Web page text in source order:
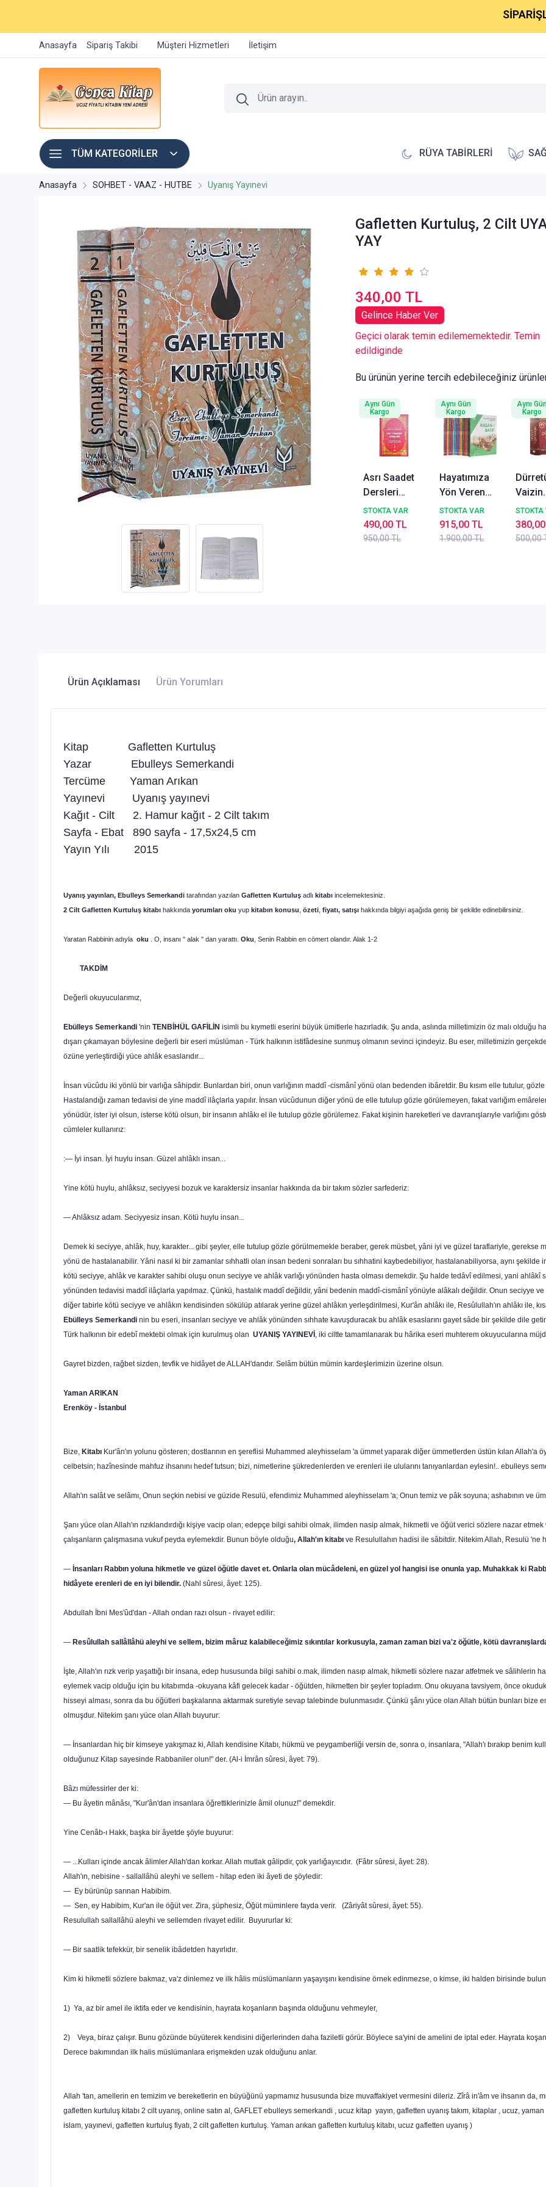
Anasayfa Sipariş Takibi Müşteri Hizmetleri İletişim
TÜM KATEGORİLER RÜYA TABİRLERİ
Anasayfa SOHBET - VAAZ - HUTBE Uyanış Yayınevi
Gafletten Kurtuluş, 2 Cilt
YAY
340,00 TL
Gelince Haber Ver
Geçici olarak temin edilememektedir. Temin
edildiginde
Bu ürünün yerine tercih edebileceğiniz
Asrı Saadet
Dersleri
2 Necmeddin
Salihoğlu
RAVZA
STOKTA VAR
950,00 TL
490,00 TL
Aynı Gün
Kargo
Hayatımıza
Yön Veren
Nasihatler 16
Cilt Takım
2.Hamur
STOKTA VAR
1.900,00 TL
915,00 TL
Aynı Gün
Kargo
Vaizin
STOKTA
500,00
Aynı
Kargo
Ürün Açıklaması Ürün Yorumları
Kitap Gafletten Kurtuluş
Yazar Ebulleys Semerkandi
Tercüme Yaman Arıkan
Yayınevi Uyanış yayınevi
Kağıt - Cilt 2. Hamur kağıt - 2 Cilt takım
Sayfa - Ebat 890 sayfa - 17,5x24,5 cm
Yayın Yılı 2015
Uyanış yayınları, Ebulleys Semerkandi tarafından yazılan Gafletten Kurtuluş adlı kitabı incelemektesiniz.
2 Cilt Gafletten Kurtuluş kitabı hakkında yorumları oku yup kitabın konusu özeti fiyatı, satışı hakkında bilgiyi aşağıda geniş bir şekilde edinebilirsiniz.
Yaratan Rabbinin adıyla oku . O, insanı " alak " dan yarattı. Oku , Senin Rabbin en cömert olandır. Alak 1-2
TAKDİM
Değerli okuyucularımız,
Ebülleys Semerkandi 'nin TENBİHÜL GAFİLİN isimli bu kıymetli eserini büyük ümitlerle hazırladık. Şu anda, aslında milletimizin öz malı olduğu
dışarı çıkamayan böylesine değerli bir eseri müslüman - Türk halkının istifâdesine sunmuş olmanın sevinci içindeyiz. Bu eser, mil­letimizin
özüne yer­leştirdiği yüce ahlâk esaslarıdır...
İnsan vücûdu iki yönlü bir varlığa sâhipdir. Bunlardan biri, onun varlığının maddî -cismânî yönü olan bedenden ibâretdir. Bu kısım elle tutulur,
Hastalandığı zaman tedavisi de yine maddî ilâçlarla yapılır. İnsan vücûdunun diğer yönü de elle tutulup gözle görülemeyen, fakat varlığım
yönüdür, ister iyi olsun, isterse kötü olsun, bir insanın ahlâkı el ile tutulup gözle görülemez. Fakat kişinin hareketleri ve davranışlarıyle varlığını
cümleler kullanırız:
:— İyi insan. İyi huylu insan. Güzel ahlâklı insan...
Yine kötü huylu, ahlâksız, seciyyesi bozuk ve karaktersiz insanlar hakkında da bir takım sözler sarfederiz:
— Ahlâksız adam. Seciyyesiz insan. Kötü huylu insan...
Demek ki seciyye, ahlâk, huy, karakter... gibi şeyler, elle tutulup gözle görülmemek­le beraber, gerek müsbet, yâni iyi ve güzel taraflariyle, gerekse
yönü de hastalanabilir. Yâni nasıl ki bir zaman­lar sıhhatli olan insan bedeni sonraları bu sıhhatini kaybedebiliyor, hastalanabiliyorsa, aynı
kötü seciyye, ahlâk ve karakter sahibi oluşu onun seciyye ve ahlâk varlığı yönünden hasta olması demekdir. Şu halde tedâvî edilmesi, yani ahlâkî
yönünden tedavisi maddî ilâçlarla yapılmaz. Çünkü, hastalık maddî değildir, yâni bedenin maddî-cismânî yönüyle alâkalı değildir. Onun seciyye ve
diğer tabirle kötü seciyye ve ahlâkın kendisinden sökülüp atılarak yerine güzel ahlâkın yerleşdirilmesi, Kur'ân ahlâkı ile, Resûlullah'ın ahlâkı ile,
Ebülleys Semerkandi nin bu eseri, insanları seciyye ve ahlâk yönünden sıhhate kavuşduracak bu ahlâk esaslarını gayet sâde bir şekilde dile
Türk halkının bir edebî mektebi olmak için kurul­muş olan UYANIŞ YAYINEVİ , iki ciltte tamamlanarak bu hârika eseri muhterem okuyucularına
Gayret bizden, rağbet sizden, tevfik ve hidâyet de ALLAH'dandır. Selâm bütün mümin kardeşlerimizin üzerine olsun.
Yaman ARIKAN
Erenköy - İstanbul
Bize, Kitabı Kur'ân'ın yolunu gösteren; dostlarının en şereflisi Muhammed aleyhisselam 'a ümmet yaparak diğer ümmetlerden üstün kılan Allah'a
celbetsin; hazînesinde mahfuz ihsanını hedef tutsun; bizi, nimetlerine şükredenlerden ve erenleri ile ulularını tanıyanlardan eylesin!.. ebulleys
Allah'ın salât ve selâmı, Onun seçkin nebisi ve güzide Resulü, efendimiz Muham­med aleyhisselam 'a; Onun temiz ve pâk soyuna; ashabının ve
Şanı yüce olan Allah'ın rızıklandırdığı kişiye vacip olan; edepçe bilgi sahibi olmak, ilimden nasip almak, hikmetli ve öğüt verici sözlere nazar
çalışanların çalışmasına vukuf peyda eylemekdir. Bu­nun böyle olduğu, Allah'ın kitabı ve Resulullahın hadisi ile sâbitdir. Nitekim Allah, Resulü 'ne
— İnsanları Rabbın yoluna hikmetle ve güzel öğütle davet et. Onlarla olan mücâdeleni, en güzel yol hangisi ise onunla yap. Muhakkak ki
hidâyete erenleri de en iyi bilendir. (Nahl sûresi, âyet: 125).
Abdullah İbni Mes'ûd'dan - Allah ondan razı olsun - rivayet edilir:
— Resûlullah sallâllâhü aleyhi ve sellem, bizim mâruz kalabileceğimiz sıkıntılar korkusuyla, zaman zaman bizi va'z öğütle, kötü
İşte, Allah'ın rızk verip yaşattığı bir insana, edep hususunda bilgi sahibi o.mak, ilim­den nasıp almak, hikmetli sözlere nazar atfetmek ve sâlihlerin
eylemek vacip olduğu için bu kitabımda -okuyana kâfi gelecek kadar - öğütden, hikmetten bir şeyler topladım. Onu okuyana tavsiyem, önce
hisseyi alması, sonra da bu öğütleri başkalarına aktarmak suretiyle sevap talebinde bulunmasıdır. Çünkü şânı yüce olan Allah bütün bunları
olmuşdur. Nitekim şanı yüce olan Allah buyu­rur:
— İnsanlardan hiç bir kimseye yakışmaz ki, Allah kendisine Kitabı, hükmü ve peygamberliği versin de, sonra o, insanlara, "Allah'ı bırakıp benim
olduğunuz Kitap sa­yesinde Rabbaniler olun!" der. (Al-i İmrân sûresi, âyet: 79).
Bâzı müfessirler der ki:
— Bu âyetin mânâsı, "Kur'ân'dan insanlara öğrettiklerinizle âmil olunuz!" demekdir.
Yine Cenâb-ı Hakk, başka bir âyetde şöyle buyurur:
— ...Kulları içinde ancak âlimler Allah'dan korkar. Allah mutlak gâlipdir, çok yarlığayıcıdır. (Fâtır sûresi, âyet: 28).
Allah'ın, nebisine - sallallâhü aleyhi ve sellem - hitap eden iki âyeti de şöyledir:
— Ey bürünüp sarınan Habibim.
— Sen, ey Habibim, Kur'an ile öğüt ver. Zira, şüphesiz, Öğüt müminlere fayda verir. (Zâriyât sûresi, âyet: 55).
Resulullah sallallâhü aleyhi ve sellemden rivayet edilir. Buyururlar ki:
— Bir saatlik tefekkür, bir senelik ibâdetden hayırlıdır.
Kim ki hikmetli sözlere bakmaz, va'z dinlemez ve ilk hâlis müslümanların yaşayışını kendisine örnek edinmezse, o kimse, iki halden birisinde
1) Ya, az bir amel ile iktifa eder ve kendisinin, hayrata koşanların başında olduğunu vehmeyler,
2) Veya, biraz çalışır. Bunu gözünde büyüterek kendisini diğerlerinden daha faziletli görür. Böylece sa'yini de amelini de iptal eder. Hayrata
Derece bakımından ilk halis müslümanlara erişmekden uzak olduğunu anlar.
Allah 'tan, amellerin en temizim ve bereketlerin en büyüğünü yapmamız hususunda bize muvaffakiyet vermesini dileriz. Zîrâ in'âm ve ihsanın da,
gafletten kurtuluş kitabı 2 cilt uyanış, online satın al, GAFLET ebulleys semerkandi , ucuz kitap yayın, gafletten uyanış takım, kitaplar , ucuz,
islam, yayınevi, gafletten kurtuluş fiyatı, 2 cilt gafletten kurtuluş. Yaman arıkan gafletten kurtuluş kitabı, ucuz gafletten uyanış )